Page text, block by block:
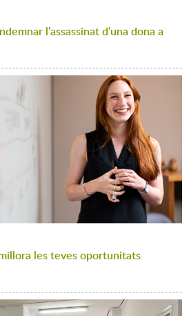
l'assassinat d'una dona a
les teves oportunitats